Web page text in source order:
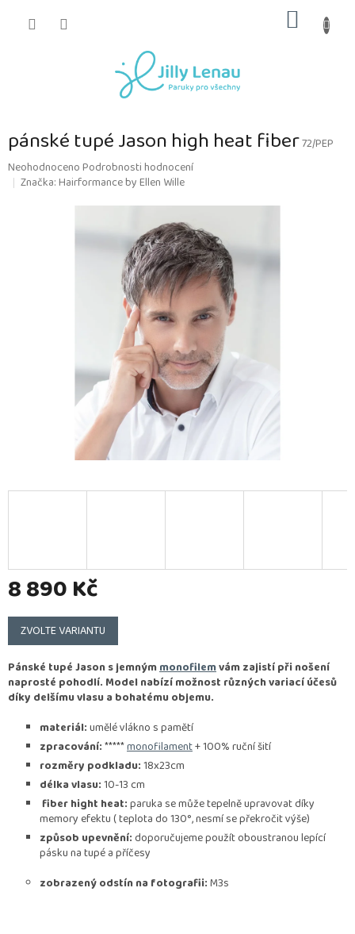
KOŠÍK
pánské tupé Jason high heat fiber72/PEP
Průměrné
hodnocení
NeohodnocenoPodrobnosti hodnocení
Značka:Hairformance by Ellen Wille
8 890 Kč
Měrná
cena:
ZVOLTE VARIANTU
Pánské tupé Jason s jemnýmmonofilemvám zajistí při nošení
naprosté pohodlí. Model nabízí možnost různých variací účesů
díky delšímu vlasu a bohatému objemu.
materiál:umělé vlákno s pamětí
zpracování:*****monofilament+ 100% ruční šití
rozměry podkladu:18x23cm
délka vlasu:10-13 cm
fiber hight heat:paruka se může tepelně upravovat díky
memory efektu ( teplota do 130°, nesmí se překročit výše)
způsob upevnění: doporučujeme použít oboustranou lepící
pásku na tupé a příčesy
zobrazený odstín na fotografii:M3s